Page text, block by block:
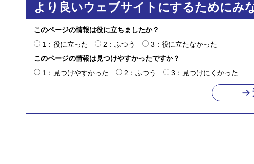
より良いウェブサイトにするためにみ
このページの情報は役に立ちましたか？
1：役に立った
2：ふつう
3：役に立たなかった
このページの情報は見つけやすかったですか？
1：見つけやすかった
2：ふつう 3：見つけにくかった